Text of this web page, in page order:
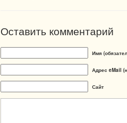
Оставить комментарий
Имя
Адрес eMail
Сайт